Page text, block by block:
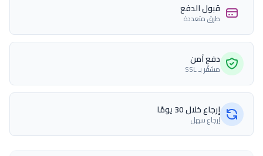
قبول الدفع
طرق متعددة
دفع آمن
مشفّر بـ SSL
إرجاع خلال 30 يومًا
إرجاع سهل